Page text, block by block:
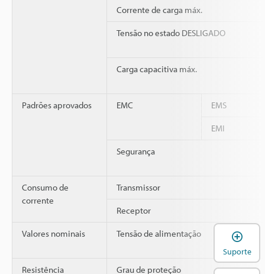
Corrente de carga máx.
Tensão no estado DESLIGADO
Carga capacitiva máx.
Padrões aprovados EMC EMS
EMI
Segurança
Consumo de
corrente
Transmissor
Receptor
Valores nominais Tensão de alimentação
Resistência Grau de proteção
Suporte